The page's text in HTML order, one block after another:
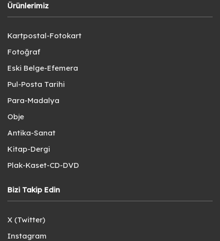
Ürünlerimiz
Kartpostal-Fotokart
Fotoğraf
Eski Belge-Efemera
Pul-Posta Tarihi
Para-Madalya
Obje
Antika-Sanat
Kitap-Dergi
Plak-Kaset-CD-DVD
Bizi Takip Edin
X (Twitter)
Instagram